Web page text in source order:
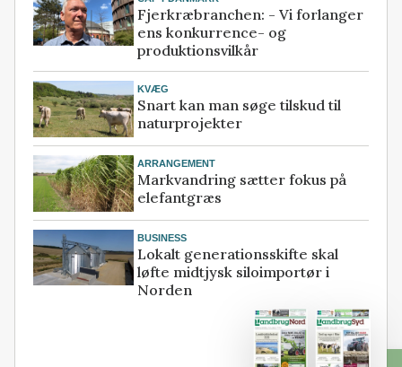
Fjerkræbranchen: - Vi forlanger
ens konkurrence- og
produktionsvilkår
KVÆG
Snart kan man søge tilskud til
naturprojekter
ARRANGEMENT
Markvandring sætter fokus på
elefantgræs
BUSINESS
Lokalt generationsskifte skal
løfte midtjysk siloimportør i
Norden